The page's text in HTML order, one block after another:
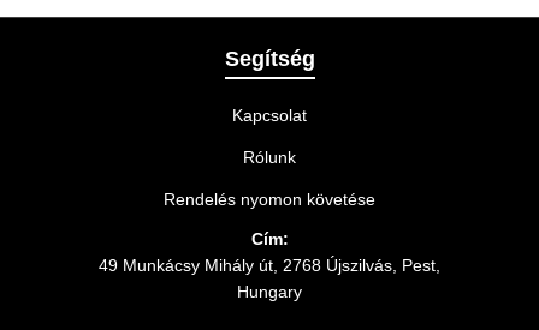
legmegfelelőbb szállítási módot.
Segítség
Kapcsolat
Rólunk
Rendelés nyomon követése
Cím:
49 Munkácsy Mihály út, 2768 Újszilvás, Pest,
Hungary